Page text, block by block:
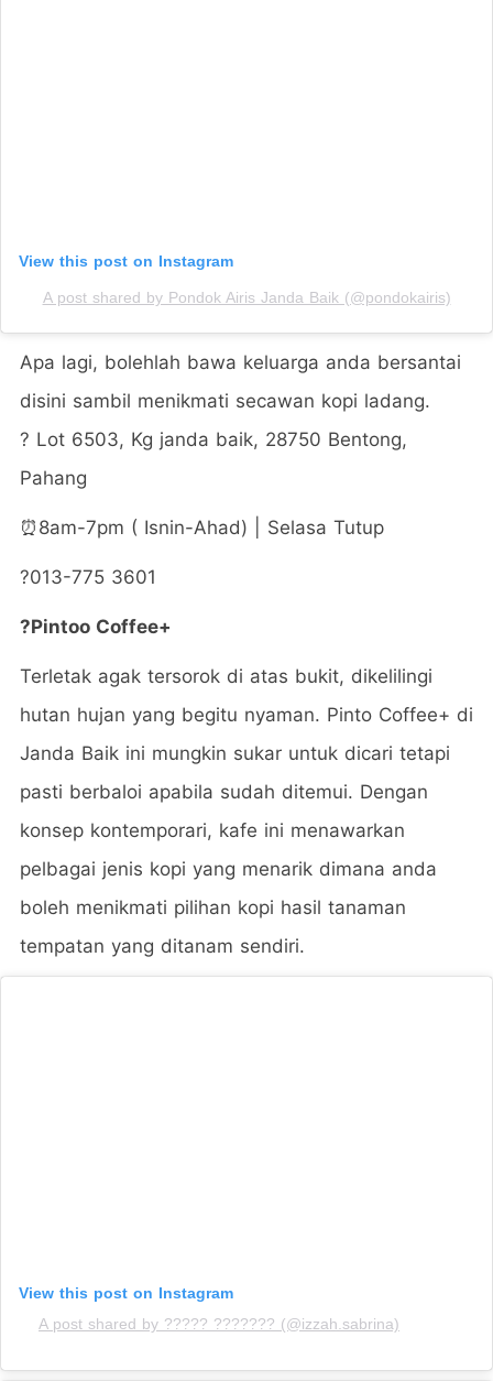
View this post on Instagram
A post shared by Pondok Airis Janda Baik (@pondokairis)
Apa lagi, bolehlah bawa keluarga anda bersantai
disini sambil menikmati secawan kopi ladang.
? Lot 6503, Kg janda baik, 28750 Bentong,
Pahang
⏰8am-7pm ( Isnin-Ahad) | Selasa Tutup
?013-775 3601
?Pintoo Coffee+
Terletak agak tersorok di atas bukit, dikelilingi
hutan hujan yang begitu nyaman. Pinto Coffee+ di
Janda Baik ini mungkin sukar untuk dicari tetapi
pasti berbaloi apabila sudah ditemui. Dengan
konsep kontemporari, kafe ini menawarkan
pelbagai jenis kopi yang menarik dimana anda
boleh menikmati pilihan kopi hasil tanaman
tempatan yang ditanam sendiri.
View this post on Instagram
A post shared by ????? ??????? (@izzah.sabrina)